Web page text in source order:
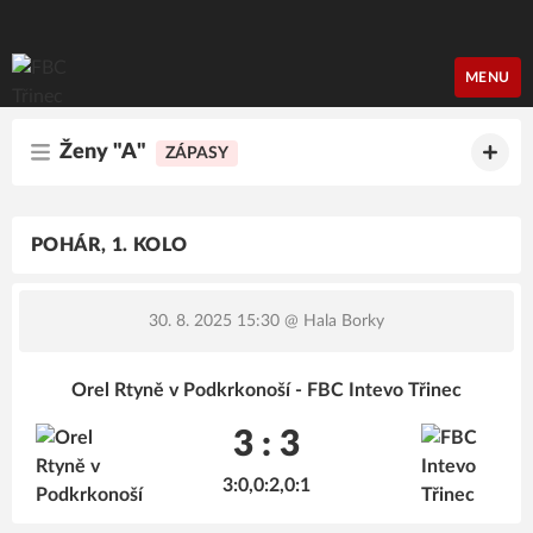
FBC Třinec
MENU
Ženy "A" ZÁPASY
POHÁR, 1. KOLO
30. 8. 2025 15:30 @ Hala Borky
Orel Rtyně v Podkrkonoší - FBC Intevo Třinec
3 : 3
3:0,0:2,0:1